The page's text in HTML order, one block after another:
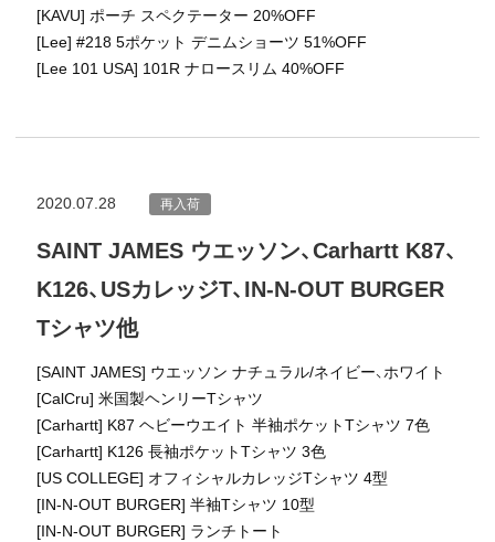
[KAVU] ポーチ スペクテーター 20%OFF
[Lee] #218 5ポケット デニムショーツ 51%OFF
[Lee 101 USA] 101R ナロースリム 40%OFF
2020.07.28 再入荷
SAINT JAMES ウエッソン、Carhartt K87、
K126、USカレッジT、IN-N-OUT BURGER
Tシャツ他
[SAINT JAMES] ウエッソン ナチュラル/ネイビー、ホワイト
[CalCru] 米国製ヘンリーTシャツ
[Carhartt] K87 ヘビーウエイト 半袖ポケットTシャツ 7色
[Carhartt] K126 長袖ポケットTシャツ 3色
[US COLLEGE] オフィシャルカレッジTシャツ 4型
[IN-N-OUT BURGER] 半袖Tシャツ 10型
[IN-N-OUT BURGER] ランチトート